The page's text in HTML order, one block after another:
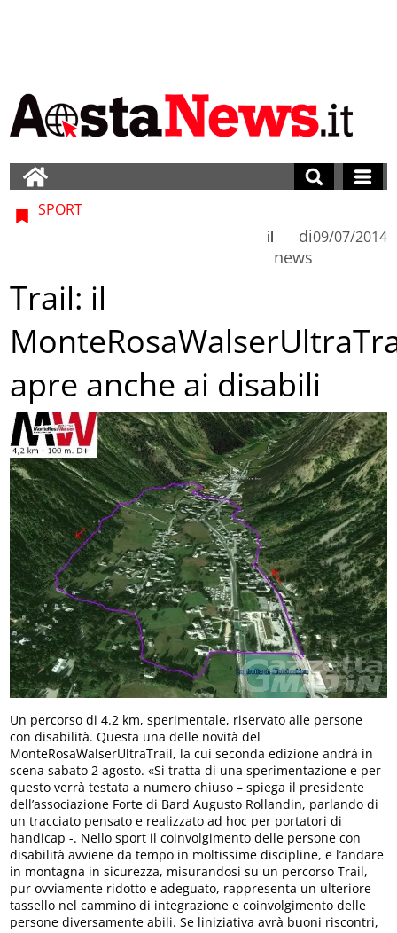
SPORT
di
news
il 09/07/2014
Trail: il
apre anche ai disabili
Un percorso di 4.2 km, sperimentale, riservato alle persone
con disabilità. Questa una delle novità del
MonteRosaWalserUltraTrail, la cui seconda edizione andrà in
scena sabato 2 agosto. «Si tratta di una sperimentazione e per
questo verrà testata a numero chiuso – spiega il presidente
dell’associazione Forte di Bard Augusto Rollandin, parlando di
un tracciato pensato e realizzato ad hoc per portatori di
handicap -. Nello sport il coinvolgimento delle persone con
disabilità avviene da tempo in moltissime discipline, e l’andare
in montagna in sicurezza, misurandosi su un percorso Trail,
pur ovviamente ridotto e adeguato, rappresenta un ulteriore
tassello nel cammino di integrazione e coinvolgimento delle
persone diversamente abili. Se liniziativa avrà buoni riscontri,